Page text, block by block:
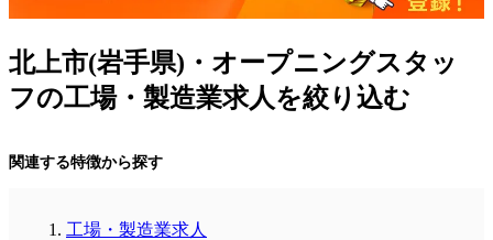
北上市(岩手県)・オープニングスタッ
フの工場・製造業求人を絞り込む
関連する特徴から探す
工場・製造業求人